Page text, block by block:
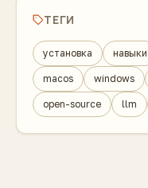
ТЕГИ
установка навыки
macos windows
open-source llm